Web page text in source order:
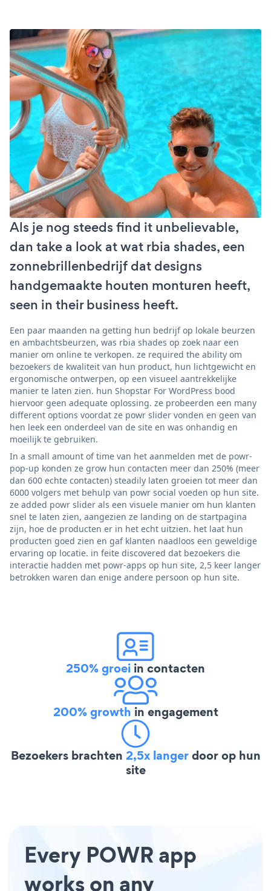
Als je nog steeds find it unbelievable,
dan take a look at wat rbia shades, een
zonnebrillenbedrijf dat designs
handgemaakte houten monturen heeft,
seen in their business heeft.
Een paar maanden na getting hun bedrijf op lokale beurzen
en ambachtsbeurzen, was rbia shades op zoek naar een
manier om online te verkopen. ze required the ability om
bezoekers de kwaliteit van hun product, hun lichtgewicht en
ergonomische ontwerpen, op een visueel aantrekkelijke
manier te laten zien. hun Shopstar For WordPress bood
hiervoor geen adequate oplossing. ze probeerden een many
different options voordat ze powr slider vonden en geen van
hen leek een onderdeel van de site en was onhandig en
moeilijk te gebruiken.
In a small amount of time van het aanmelden met de powr-
pop-up konden ze grow hun contacten meer dan 250% (meer
dan 600 echte contacten) steadily laten groeien tot meer dan
6000 volgers met behulp van powr social voeden op hun site.
ze added powr slider als een visuele manier om hun klanten
snel te laten zien, aangezien ze landing on de startpagina
zijn, hoe de producten er in het echt uitzien. het laat hun
producten goed zien en gaf klanten naadloos een geweldige
ervaring op locatie. in feite discovered dat bezoekers die
interactie hadden met powr-apps op hun site, 2,5 keer langer
betrokken waren dan enige andere persoon op hun site.
250% groei in contacten
200% growth in engagement
Bezoekers brachten 2,5x langerdoor op hun
site
Every POWR app
works on any